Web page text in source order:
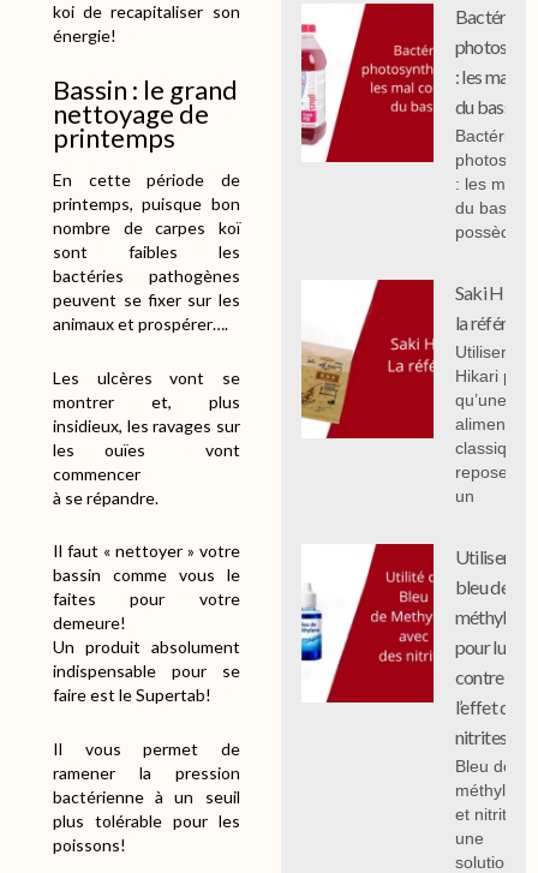
koi de recapitaliser son
énergie!
Bassin : le grand
nettoyage de
printemps
En cette période de
printemps, puisque bon
nombre de carpes koï
sont faibles les
bactéries pathogènes
peuvent se fixer sur les
animaux et prospérer….
Les ulcères vont se
montrer et, plus
insidieux, les ravages sur
les ouïes vont
commencer
à se répandre.
Il faut « nettoyer » votre
bassin comme vous le
faites pour votre
demeure!
Un produit absolument
indispensable pour se
faire est le Supertab!
Il vous permet de
ramener la pression
bactérienne à un seuil
plus tolérable pour les
poissons!
Bactéries
: les mal
du bassin.
Bactéries
: les mal
du bassin,
possèdent
Saki
la
Utiliser
Hikari
qu’une
classique
repose sur
un
Utiliser le
bleu de
méthylène
pour lutter
contre
l’effet des
nitrites
Bleu de
méthylène
et nitrites :
une
solution